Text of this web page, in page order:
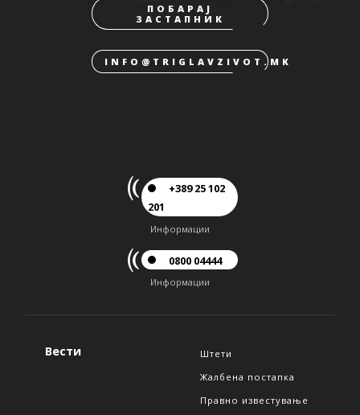
ПОБАРАЈ
ЗАСТАПНИК
INFO@TRIGLAVZIVOT.MK
+389 25 102
201
Информации
0800 04444
Информации
Вести
Штети
Жалбена постапка
Правно известување